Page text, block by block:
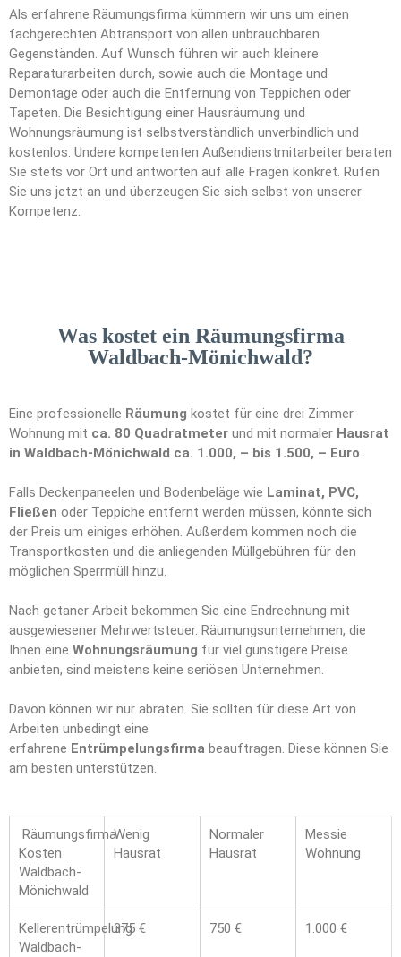
Als erfahrene Räumungsfirma kümmern wir uns um einen
fachgerechten Abtransport von allen unbrauchbaren
Gegenständen. Auf Wunsch führen wir auch kleinere
Reparaturarbeiten durch, sowie auch die Montage und
Demontage oder auch die Entfernung von Teppichen oder
Tapeten. Die Besichtigung einer Hausräumung und
Wohnungsräumung ist selbstverständlich unverbindlich und
kostenlos. Undere kompetenten Außendienstmitarbeiter beraten
Sie stets vor Ort und antworten auf alle Fragen konkret. Rufen
Sie uns jetzt an und überzeugen Sie sich selbst von unserer
Kompetenz.
Was kostet ein Räumungsfirma
Waldbach-Mönichwald?
Eine professionelle Räumung kostet für eine drei Zimmer
Wohnung mit ca. 80 Quadratmeter und mit normaler Hausrat
in Waldbach-Mönichwald ca. 1.000, – bis 1.500, – Euro.
Falls Deckenpaneelen und Bodenbeläge wie Laminat, PVC,
Fließen oder Teppiche entfernt werden müssen, könnte sich
der Preis um einiges erhöhen. Außerdem kommen noch die
Transportkosten und die anliegenden Müllgebühren für den
möglichen Sperrmüll hinzu.
Nach getaner Arbeit bekommen Sie eine Endrechnung mit
ausgewiesener Mehrwertsteuer. Räumungsunternehmen, die
Ihnen eine Wohnungsräumung für viel günstigere Preise
anbieten, sind meistens keine seriösen Unternehmen.
Davon können wir nur abraten. Sie sollten für diese Art von
Arbeiten unbedingt eine
erfahrene Entrümpelungsfirma beauftragen. Diese können Sie
am besten unterstützen.
Räumungsfirma
Kosten
Waldbach-
Mönichwald
Wenig
Hausrat
Normaler
Hausrat
Messie
Wohnung
Kellerentrümpelung
Waldbach-
375 € 750 € 1.000 €